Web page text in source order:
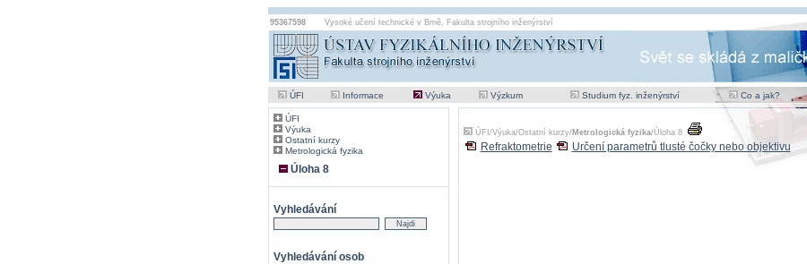
95367598 Vysoké učení technické v Brně, Fakulta strojního inženýrství
ÚFI Informace Výuka Výzkum Studium fyz. inženýrství Co a jak?
ÚFI
Výuka
Ostatní kurzy
Metrologická fyzika
Úloha 8
Vyhledávání
Vyhledávání osob
ÚFI /Výuka/Ostatní kurzy/Metrologická fyzika/Úloha 8
Refraktometrie Určení parametrů tlusté čočky nebo objektivu